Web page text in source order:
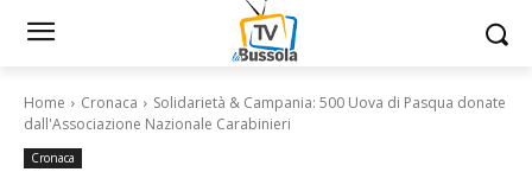
Home Cronaca
Solidarietà & Campania: 500 Uova di Pasqua donate
dall'Associazione Nazionale Carabinieri
Cronaca